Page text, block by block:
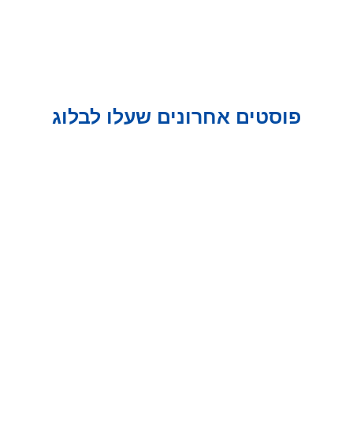
פוסטים אחרונים שעלו לבלוג